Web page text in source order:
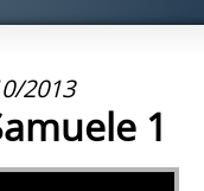
2013
1